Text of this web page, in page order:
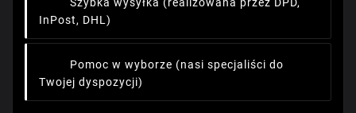
InPost, DHL)
Pomoc w wyborze (nasi specjaliści do
Twojej dyspozycji)